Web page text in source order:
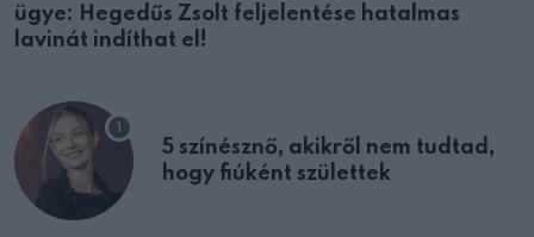
ügye: Hegedűs Zsolt feljelentése hatalmas
lavinát indíthat el!
5 színésznő, akikről nem tudtad,
hogy fiúként születtek